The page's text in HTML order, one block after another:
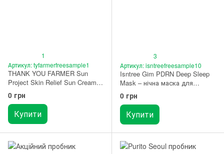
1
Артикул: tyfarmerfreesample1
THANK YOU FARMER Sun
Project Skin Relief Sun Cream –
пробник сонцезахисного
крему з центеллою
0 грн
Купити
3
Артикул: isntreefreesample10
Isntree Gim PDRN Deep Sleep
Mask – нічна маска для
обличчя з PDRN 2 мл
ПРОБНИК
0 грн
Купити